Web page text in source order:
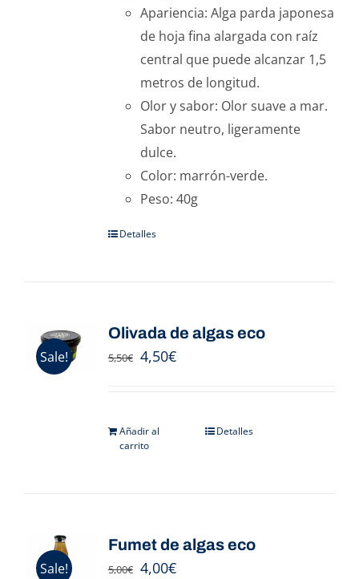
Apariencia: Alga parda japonesa
de hoja fina alargada con raíz
central que puede alcanzar 1,5
metros de longitud.
Olor y sabor: Olor suave a mar.
Sabor neutro, ligeramente
dulce.
Color: marrón-verde.
Peso: 40g
Detalles
Sale!
Olivada de algas eco
5,50€ 4,50€
Añadir al
carrito
Detalles
Sale!
Fumet de algas eco
5,00€ 4,00€